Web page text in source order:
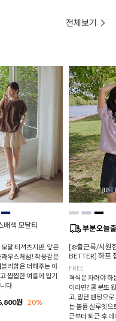
전체보기
배색 모달티
달 티셔츠지만, 앞은
라우스처럼! 착용감은
리함은 더해주는 아
찝찝한 여름에 입기
다
원 20%
[❄️출근룩/시원
BETTER] 하프
FREE
격식은 차려야 하
이라면? 쿨 분또
고, 밑단 밴딩으
는 볼륨 실루엣으
근부터 퇴근 후